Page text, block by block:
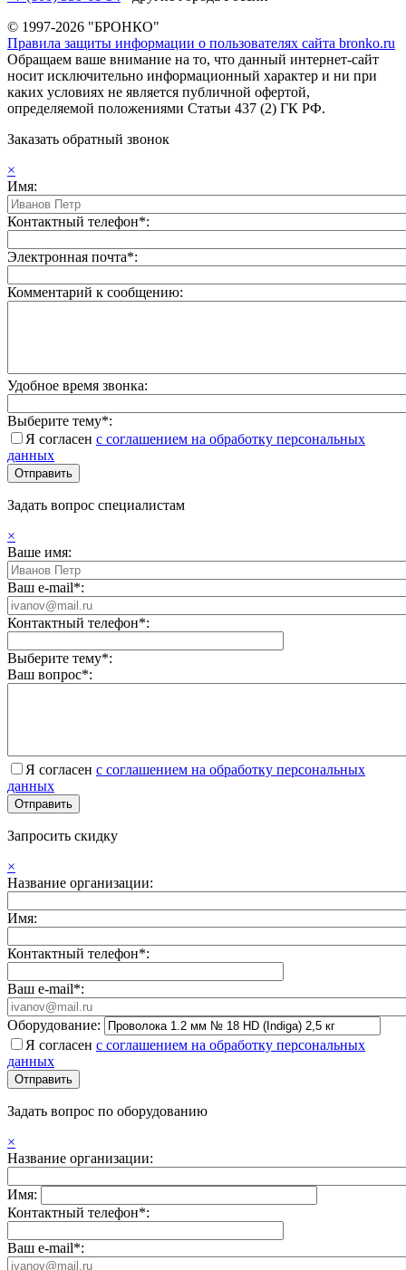
© 1997-2026 "БРОНКО"
Правила защиты информации о пользователях сайта bronko.ru
Обращаем ваше внимание на то, что данный интернет-сайт
носит исключительно информационный характер и ни при
каких условиях не является публичной офертой,
определяемой положениями Статьи 437 (2) ГК РФ.
Заказать обратный звонок
×
Имя:
Контактный телефон*:
Электронная почта*:
Комментарий к сообщению:
Удобное время звонка:
Выберите тему*:
Я согласен с соглашением на обработку персональных
данных
Задать вопрос специалистам
×
Ваше имя:
Ваш e-mail*:
Контактный телефон*:
Выберите тему*:
Ваш вопрос*:
Я согласен с соглашением на обработку персональных
данных
Запросить скидку
×
Название организации:
Имя:
Контактный телефон*:
Ваш e-mail*:
Оборудование:
Я согласен с соглашением на обработку персональных
данных
Задать вопрос по оборудованию
×
Название организации:
Имя:
Контактный телефон*:
Ваш e-mail*: